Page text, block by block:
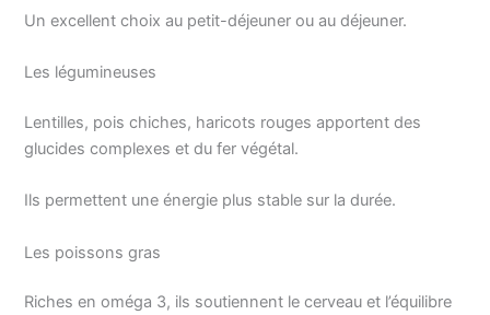
Un excellent choix au petit-déjeuner ou au déjeuner.
Les légumineuses
Lentilles, pois chiches, haricots rouges apportent des
glucides complexes et du fer végétal.
Ils permettent une énergie plus stable sur la durée.
Les poissons gras
Riches en oméga 3, ils soutiennent le cerveau et l’équilibre